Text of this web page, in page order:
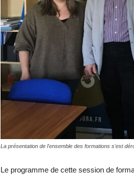
La présentation de l'ensemble des formations s'est
Le programme de cette session de